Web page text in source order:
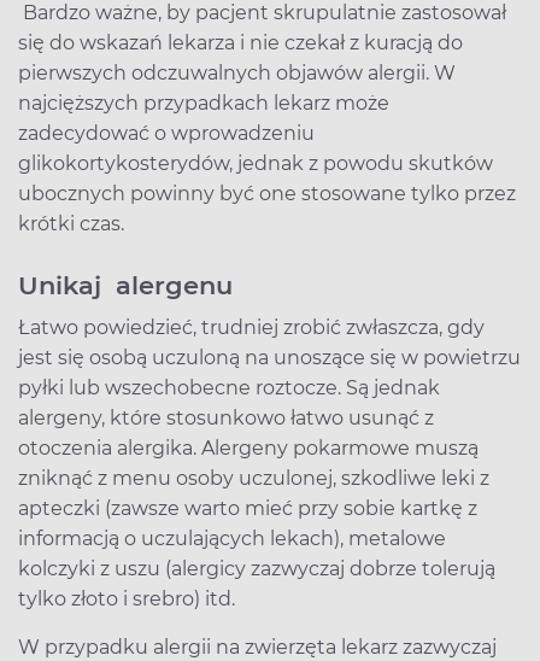
Bardzo ważne, by pacjent skrupulatnie zastosował
się do wskazań lekarza i nie czekał z kuracją do
pierwszych odczuwalnych objawów alergii. W
najcięższych przypadkach lekarz może
zadecydować o wprowadzeniu
glikokortykosterydów, jednak z powodu skutków
ubocznych powinny być one stosowane tylko przez
krótki czas.
Unikaj alergenu
Łatwo powiedzieć, trudniej zrobić zwłaszcza, gdy
jest się osobą uczuloną na unoszące się w powietrzu
pyłki lub wszechobecne roztocze. Są jednak
alergeny, które stosunkowo łatwo usunąć z
otoczenia alergika. Alergeny pokarmowe muszą
zniknąć z menu osoby uczulonej, szkodliwe leki z
apteczki (zawsze warto mieć przy sobie kartkę z
informacją o uczulających lekach), metalowe
kolczyki z uszu (alergicy zazwyczaj dobrze tolerują
tylko złoto i srebro) itd.
W przypadku alergii na zwierzęta lekarz zazwyczaj